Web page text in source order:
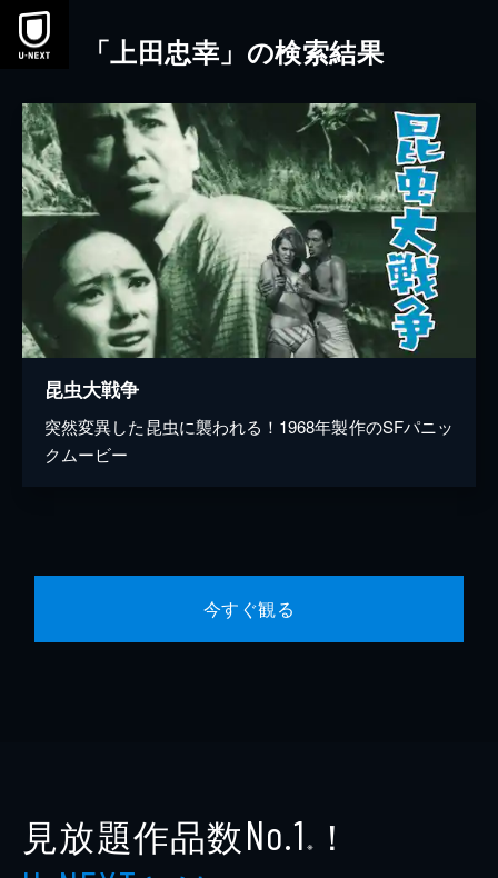
本文へスキップ
「上田忠幸」の検索結果
昆虫大戦争
突然変異した昆虫に襲われる！1968年製作のSFパニッ
クムービー
今すぐ観る
見放題作品数No.1 ※ ！